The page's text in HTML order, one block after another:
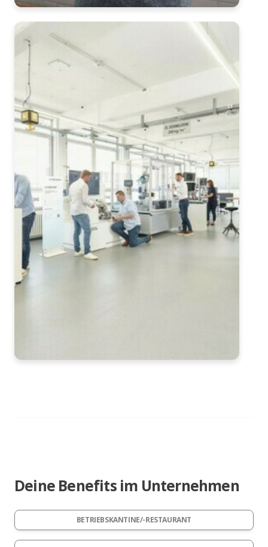
Deine Benefits im Unternehmen
BETRIEBSKANTINE/-RESTAURANT